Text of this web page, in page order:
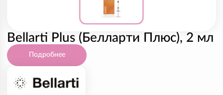
Bellarti Plus (Белларти Плюс), 2 мл
Подробнее